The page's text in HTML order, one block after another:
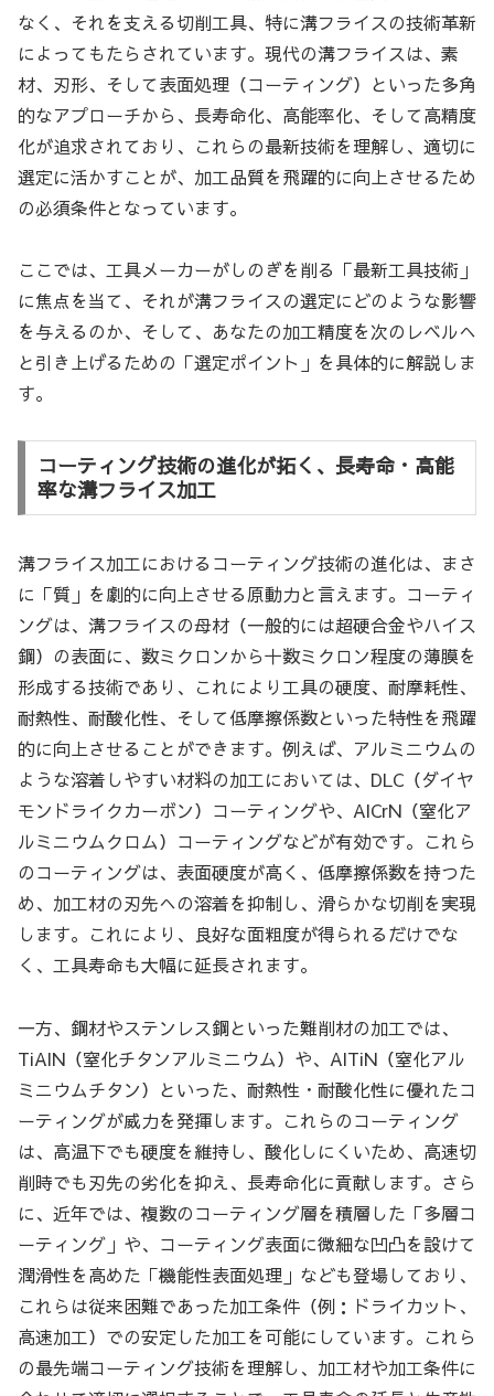
なく、それを支える切削工具、特に溝フライスの技術革新
によってもたらされています。現代の溝フライスは、素
材、刃形、そして表面処理（コーティング）といった多角
的なアプローチから、長寿命化、高能率化、そして高精度
化が追求されており、これらの最新技術を理解し、適切に
選定に活かすことが、加工品質を飛躍的に向上させるため
の必須条件となっています。
ここでは、工具メーカーがしのぎを削る「最新工具技術」
に焦点を当て、それが溝フライスの選定にどのような影響
を与えるのか、そして、あなたの加工精度を次のレベルへ
と引き上げるための「選定ポイント」を具体的に解説しま
す。
コーティング技術の進化が拓く、長寿命・高能
率な溝フライス加工
溝フライス加工におけるコーティング技術の進化は、まさ
に「質」を劇的に向上させる原動力と言えます。コーティ
ングは、溝フライスの母材（一般的には超硬合金やハイス
鋼）の表面に、数ミクロンから十数ミクロン程度の薄膜を
形成する技術であり、これにより工具の硬度、耐摩耗性、
耐熱性、耐酸化性、そして低摩擦係数といった特性を飛躍
的に向上させることができます。例えば、アルミニウムの
ような溶着しやすい材料の加工においては、DLC（ダイヤ
モンドライクカーボン）コーティングや、AlCrN（窒化ア
ルミニウムクロム）コーティングなどが有効です。これら
のコーティングは、表面硬度が高く、低摩擦係数を持つた
め、加工材の刃先への溶着を抑制し、滑らかな切削を実現
します。これにより、良好な面粗度が得られるだけでな
く、工具寿命も大幅に延長されます。
一方、鋼材やステンレス鋼といった難削材の加工では、
TiAlN（窒化チタンアルミニウム）や、AlTiN（窒化アル
ミニウムチタン）といった、耐熱性・耐酸化性に優れたコ
ーティングが威力を発揮します。これらのコーティング
は、高温下でも硬度を維持し、酸化しにくいため、高速切
削時でも刃先の劣化を抑え、長寿命化に貢献します。さら
に、近年では、複数のコーティング層を積層した「多層コ
ーティング」や、コーティング表面に微細な凹凸を設けて
潤滑性を高めた「機能性表面処理」なども登場しており、
これらは従来困難であった加工条件（例：ドライカット、
高速加工）での安定した加工を可能にしています。これら
の最先端コーティング技術を理解し、加工材や加工条件に